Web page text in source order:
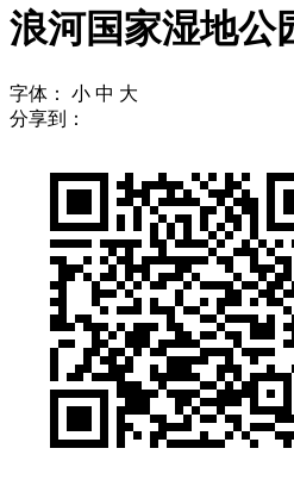
浪河国家湿地公
字体： 小 中 大
分享到：